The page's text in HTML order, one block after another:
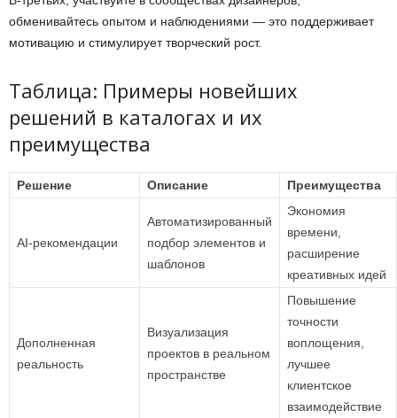
обменивайтесь опытом и наблюдениями — это поддерживает
мотивацию и стимулирует творческий рост.
Таблица: Примеры новейших
решений в каталогах и их
преимущества
Решение Описание Преимущества
AI-рекомендации
Автоматизированный
подбор элементов и
шаблонов
Экономия
времени,
расширение
креативных идей
Дополненная
реальность
Визуализация
проектов в реальном
пространстве
Повышение
точности
воплощения,
лучшее
клиентское
взаимодействие